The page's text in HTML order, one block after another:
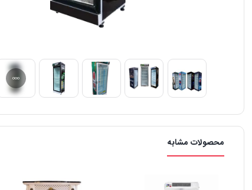
محصولات مشابه